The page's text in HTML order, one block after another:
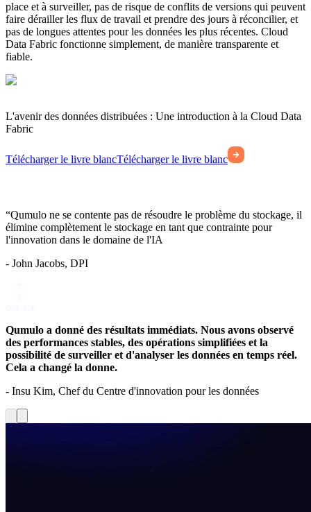
place et à surveiller, pas de risque de conflits de versions qui peuvent
faire dérailler les flux de travail et prendre des jours à réconcilier, et
pas de longues attentes pour les données les plus récentes. Cloud
Data Fabric fonctionne simplement, de manière transparente et
fiable.
L'avenir des données distribuées : Une introduction à la Cloud Data
Fabric
Télécharger le livre blancTélécharger le livre blanc
“Qumulo ne se contente pas de résoudre le problème du stockage, il
élimine complètement le stockage en tant que contrainte pour
l'innovation dans le domaine de l'IA
- John Jacobs, DPI
Qumulo a donné des résultats immédiats. Nous avons observé
des performances stables, des opérations simplifiées et la
possibilité de surveiller et d'analyser les données en temps réel.
Cela a changé la donne.
- Insu Kim, Chef du Centre d'innovation pour les données